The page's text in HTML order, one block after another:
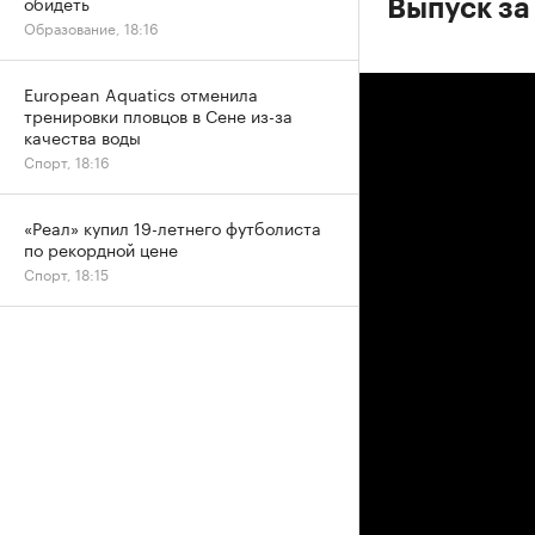
Выпуск
Образование, 18:16
European Aquatics отменила
тренировки пловцов в Сене из-за
качества воды
Спорт, 18:16
«Реал» купил 19-летнего футболиста
по рекордной цене
Спорт, 18:15